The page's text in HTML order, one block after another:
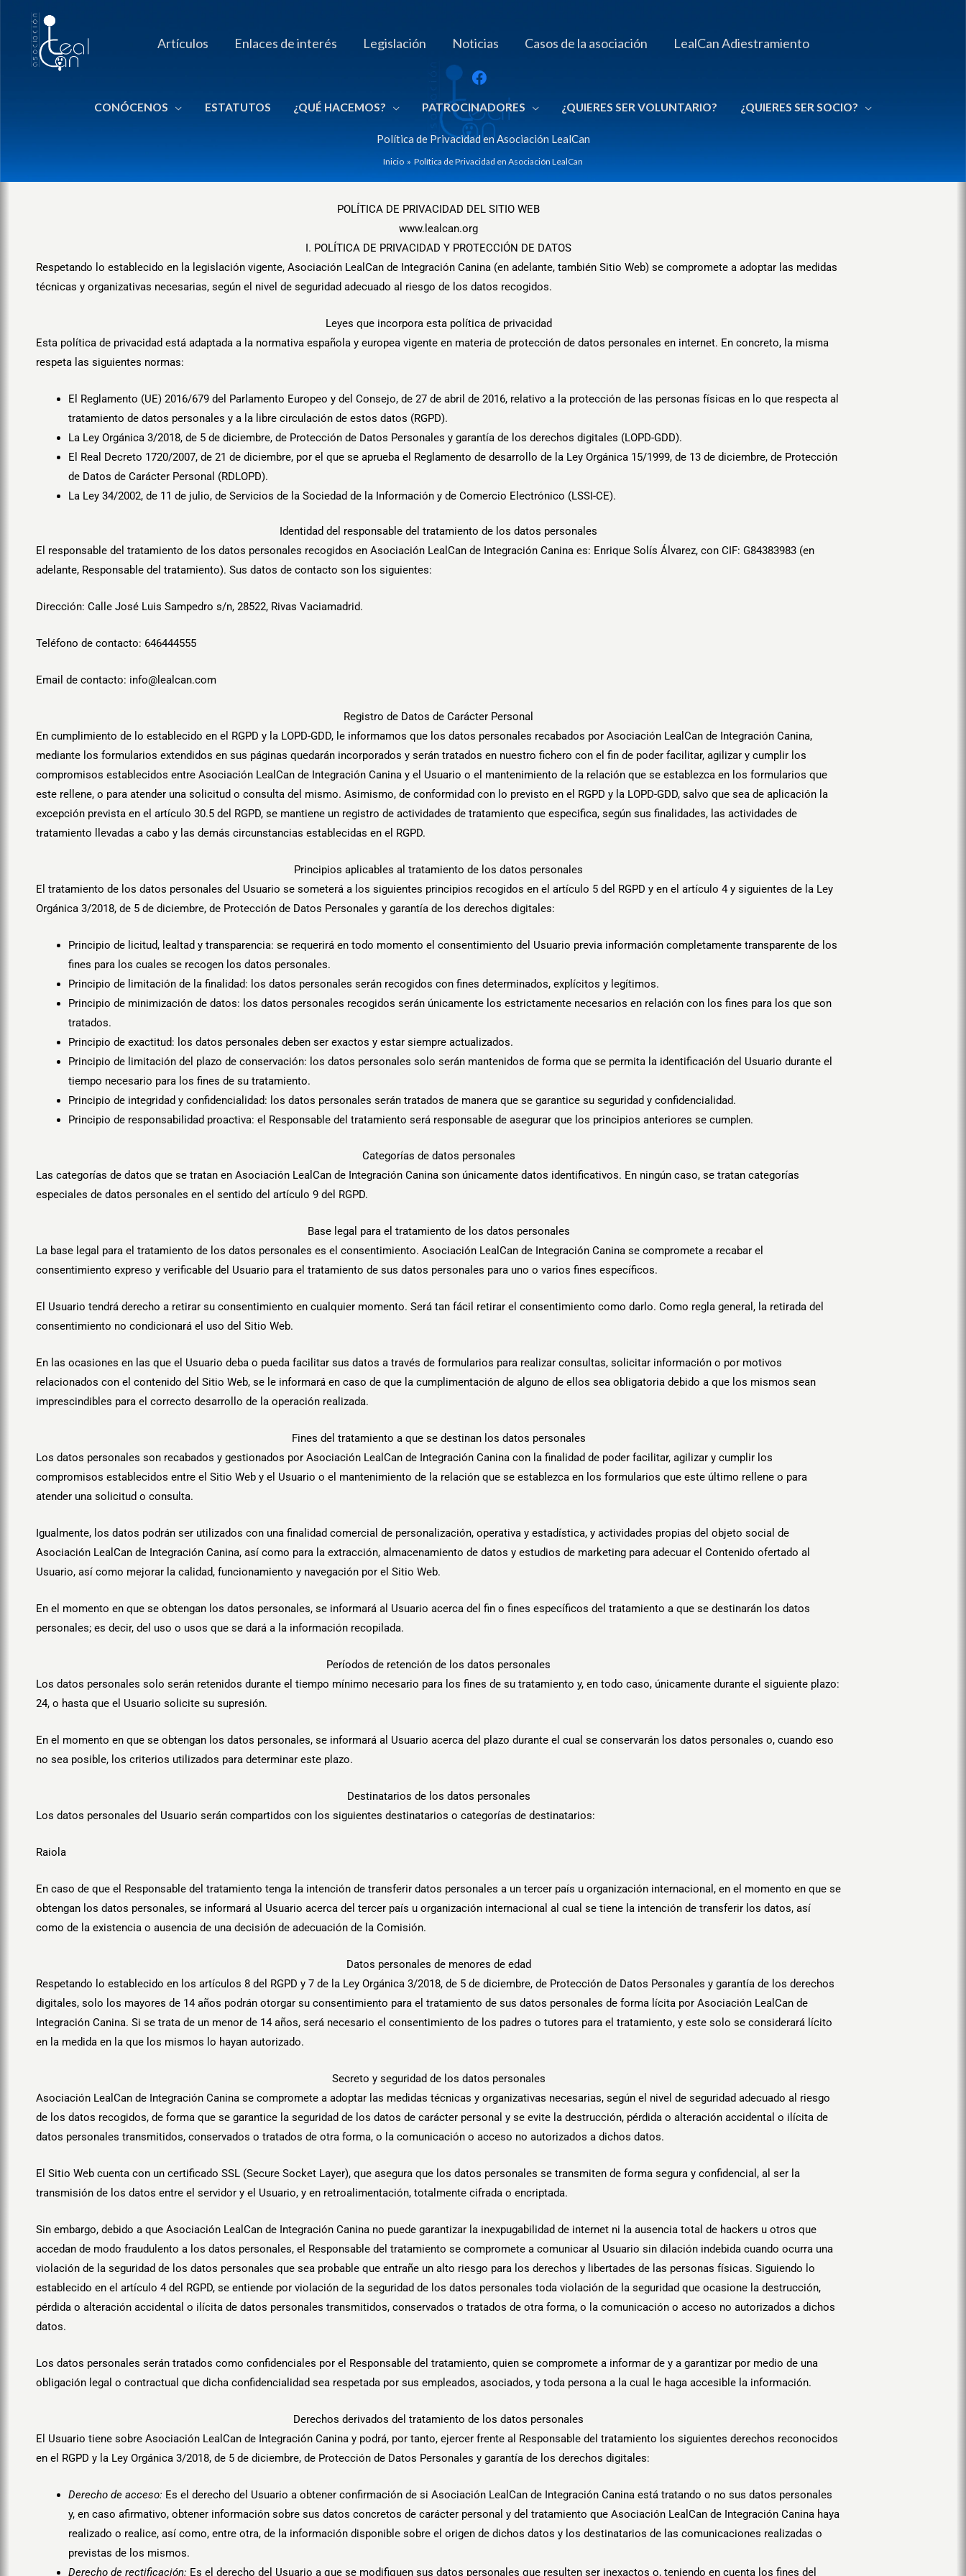
contenido
Artículos Enlaces de interés Legislación Noticias Casos de la asociación LealCan Adiestramiento
CONÓCENOS ESTATUTOS ¿QUÉ HACEMOS? PATROCINADORES ¿QUIERES SER VOLUNTARIO? ¿QUIERES SER SOCIO?
Política de Privacidad en Asociación LealCan
Inicio Política de Privacidad en Asociación LealCan
POLÍTICA DE PRIVACIDAD DEL SITIO WEB
www.lealcan.org
I. POLÍTICA DE PRIVACIDAD Y PROTECCIÓN DE DATOS
Respetando lo establecido en la legislación vigente, Asociación LealCan de Integración Canina (en adelante, también Sitio Web) se compromete a adoptar las medidas
técnicas y organizativas necesarias, según el nivel de seguridad adecuado al riesgo de los datos recogidos.
Leyes que incorpora esta política de privacidad
Esta política de privacidad está adaptada a la normativa española y europea vigente en materia de protección de datos personales en internet. En concreto, la misma
respeta las siguientes normas:
El Reglamento (UE) 2016/679 del Parlamento Europeo y del Consejo, de 27 de abril de 2016, relativo a la protección de las personas físicas en lo que respecta al
tratamiento de datos personales y a la libre circulación de estos datos (RGPD).
La Ley Orgánica 3/2018, de 5 de diciembre, de Protección de Datos Personales y garantía de los derechos digitales (LOPD-GDD).
El Real Decreto 1720/2007, de 21 de diciembre, por el que se aprueba el Reglamento de desarrollo de la Ley Orgánica 15/1999, de 13 de diciembre, de Protección
de Datos de Carácter Personal (RDLOPD).
La Ley 34/2002, de 11 de julio, de Servicios de la Sociedad de la Información y de Comercio Electrónico (LSSI-CE).
Identidad del responsable del tratamiento de los datos personales
El responsable del tratamiento de los datos personales recogidos en Asociación LealCan de Integración Canina es: Enrique Solís Álvarez, con CIF: G84383983 (en
adelante, Responsable del tratamiento). Sus datos de contacto son los siguientes:
Dirección: Calle José Luis Sampedro s/n, 28522, Rivas Vaciamadrid.
Teléfono de contacto: 646444555
Email de contacto: info@lealcan.com
Registro de Datos de Carácter Personal
En cumplimiento de lo establecido en el RGPD y la LOPD-GDD, le informamos que los datos personales recabados por Asociación LealCan de Integración Canina,
mediante los formularios extendidos en sus páginas quedarán incorporados y serán tratados en nuestro fichero con el fin de poder facilitar, agilizar y cumplir los
compromisos establecidos entre Asociación LealCan de Integración Canina y el Usuario o el mantenimiento de la relación que se establezca en los formularios que
este rellene, o para atender una solicitud o consulta del mismo. Asimismo, de conformidad con lo previsto en el RGPD y la LOPD-GDD, salvo que sea de aplicación la
excepción prevista en el artículo 30.5 del RGPD, se mantiene un registro de actividades de tratamiento que especifica, según sus finalidades, las actividades de
tratamiento llevadas a cabo y las demás circunstancias establecidas en el RGPD.
Principios aplicables al tratamiento de los datos personales
El tratamiento de los datos personales del Usuario se someterá a los siguientes principios recogidos en el artículo 5 del RGPD y en el artículo 4 y siguientes de la Ley
Orgánica 3/2018, de 5 de diciembre, de Protección de Datos Personales y garantía de los derechos digitales:
Principio de licitud, lealtad y transparencia: se requerirá en todo momento el consentimiento del Usuario previa información completamente transparente de los
fines para los cuales se recogen los datos personales.
Principio de limitación de la finalidad: los datos personales serán recogidos con fines determinados, explícitos y legítimos.
Principio de minimización de datos: los datos personales recogidos serán únicamente los estrictamente necesarios en relación con los fines para los que son
tratados.
Principio de exactitud: los datos personales deben ser exactos y estar siempre actualizados.
Principio de limitación del plazo de conservación: los datos personales solo serán mantenidos de forma que se permita la identificación del Usuario durante el
tiempo necesario para los fines de su tratamiento.
Principio de integridad y confidencialidad: los datos personales serán tratados de manera que se garantice su seguridad y confidencialidad.
Principio de responsabilidad proactiva: el Responsable del tratamiento será responsable de asegurar que los principios anteriores se cumplen.
Categorías de datos personales
Las categorías de datos que se tratan en Asociación LealCan de Integración Canina son únicamente datos identificativos. En ningún caso, se tratan categorías
especiales de datos personales en el sentido del artículo 9 del RGPD.
Base legal para el tratamiento de los datos personales
La base legal para el tratamiento de los datos personales es el consentimiento. Asociación LealCan de Integración Canina se compromete a recabar el
consentimiento expreso y verificable del Usuario para el tratamiento de sus datos personales para uno o varios fines específicos.
El Usuario tendrá derecho a retirar su consentimiento en cualquier momento. Será tan fácil retirar el consentimiento como darlo. Como regla general, la retirada del
consentimiento no condicionará el uso del Sitio Web.
En las ocasiones en las que el Usuario deba o pueda facilitar sus datos a través de formularios para realizar consultas, solicitar información o por motivos
relacionados con el contenido del Sitio Web, se le informará en caso de que la cumplimentación de alguno de ellos sea obligatoria debido a que los mismos sean
imprescindibles para el correcto desarrollo de la operación realizada.
Fines del tratamiento a que se destinan los datos personales
Los datos personales son recabados y gestionados por Asociación LealCan de Integración Canina con la finalidad de poder facilitar, agilizar y cumplir los
compromisos establecidos entre el Sitio Web y el Usuario o el mantenimiento de la relación que se establezca en los formularios que este último rellene o para
atender una solicitud o consulta.
Igualmente, los datos podrán ser utilizados con una finalidad comercial de personalización, operativa y estadística, y actividades propias del objeto social de
Asociación LealCan de Integración Canina, así como para la extracción, almacenamiento de datos y estudios de marketing para adecuar el Contenido ofertado al
Usuario, así como mejorar la calidad, funcionamiento y navegación por el Sitio Web.
En el momento en que se obtengan los datos personales, se informará al Usuario acerca del fin o fines específicos del tratamiento a que se destinarán los datos
personales; es decir, del uso o usos que se dará a la información recopilada.
Períodos de retención de los datos personales
Los datos personales solo serán retenidos durante el tiempo mínimo necesario para los fines de su tratamiento y, en todo caso, únicamente durante el siguiente plazo:
24, o hasta que el Usuario solicite su supresión.
En el momento en que se obtengan los datos personales, se informará al Usuario acerca del plazo durante el cual se conservarán los datos personales o, cuando eso
no sea posible, los criterios utilizados para determinar este plazo.
Destinatarios de los datos personales
Los datos personales del Usuario serán compartidos con los siguientes destinatarios o categorías de destinatarios:
Raiola
En caso de que el Responsable del tratamiento tenga la intención de transferir datos personales a un tercer país u organización internacional, en el momento en que se
obtengan los datos personales, se informará al Usuario acerca del tercer país u organización internacional al cual se tiene la intención de transferir los datos, así
como de la existencia o ausencia de una decisión de adecuación de la Comisión.
Datos personales de menores de edad
Respetando lo establecido en los artículos 8 del RGPD y 7 de la Ley Orgánica 3/2018, de 5 de diciembre, de Protección de Datos Personales y garantía de los derechos
digitales, solo los mayores de 14 años podrán otorgar su consentimiento para el tratamiento de sus datos personales de forma lícita por Asociación LealCan de
Integración Canina. Si se trata de un menor de 14 años, será necesario el consentimiento de los padres o tutores para el tratamiento, y este solo se considerará lícito
en la medida en la que los mismos lo hayan autorizado.
Secreto y seguridad de los datos personales
Asociación LealCan de Integración Canina se compromete a adoptar las medidas técnicas y organizativas necesarias, según el nivel de seguridad adecuado al riesgo
de los datos recogidos, de forma que se garantice la seguridad de los datos de carácter personal y se evite la destrucción, pérdida o alteración accidental o ilícita de
datos personales transmitidos, conservados o tratados de otra forma, o la comunicación o acceso no autorizados a dichos datos.
El Sitio Web cuenta con un certificado SSL (Secure Socket Layer), que asegura que los datos personales se transmiten de forma segura y confidencial, al ser la
transmisión de los datos entre el servidor y el Usuario, y en retroalimentación, totalmente cifrada o encriptada.
Sin embargo, debido a que Asociación LealCan de Integración Canina no puede garantizar la inexpugabilidad de internet ni la ausencia total de hackers u otros que
accedan de modo fraudulento a los datos personales, el Responsable del tratamiento se compromete a comunicar al Usuario sin dilación indebida cuando ocurra una
violación de la seguridad de los datos personales que sea probable que entrañe un alto riesgo para los derechos y libertades de las personas físicas. Siguiendo lo
establecido en el artículo 4 del RGPD, se entiende por violación de la seguridad de los datos personales toda violación de la seguridad que ocasione la destrucción,
pérdida o alteración accidental o ilícita de datos personales transmitidos, conservados o tratados de otra forma, o la comunicación o acceso no autorizados a dichos
datos.
Los datos personales serán tratados como confidenciales por el Responsable del tratamiento, quien se compromete a informar de y a garantizar por medio de una
obligación legal o contractual que dicha confidencialidad sea respetada por sus empleados, asociados, y toda persona a la cual le haga accesible la información.
Derechos derivados del tratamiento de los datos personales
El Usuario tiene sobre Asociación LealCan de Integración Canina y podrá, por tanto, ejercer frente al Responsable del tratamiento los siguientes derechos reconocidos
en el RGPD y la Ley Orgánica 3/2018, de 5 de diciembre, de Protección de Datos Personales y garantía de los derechos digitales:
Derecho de acceso: Es el derecho del Usuario a obtener confirmación de si Asociación LealCan de Integración Canina está tratando o no sus datos personales
y, en caso afirmativo, obtener información sobre sus datos concretos de carácter personal y del tratamiento que Asociación LealCan de Integración Canina haya
realizado o realice, así como, entre otra, de la información disponible sobre el origen de dichos datos y los destinatarios de las comunicaciones realizadas o
previstas de los mismos.
Derecho de rectificación: Es el derecho del Usuario a que se modifiquen sus datos personales que resulten ser inexactos o, teniendo en cuenta los fines del